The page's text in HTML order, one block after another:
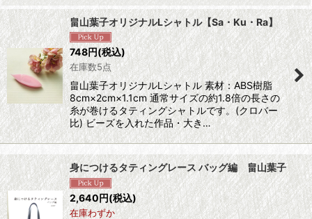
畠山葉子オリジナルLシャトル【Sa・Ku・Ra】
748円(税込)
在庫数5点
畠山葉子オリジナルLシャトル 素材：ABS樹脂
8cm×2cm×1.1cm 通常サイズの約1.8倍の長さの
糸が巻けるタティングシャトルです。(クロバー
比) ビーズを入れた作品・大き…
身につけるタティングレース バッグ編 畠山葉子
2,640円(税込)
在庫わずか